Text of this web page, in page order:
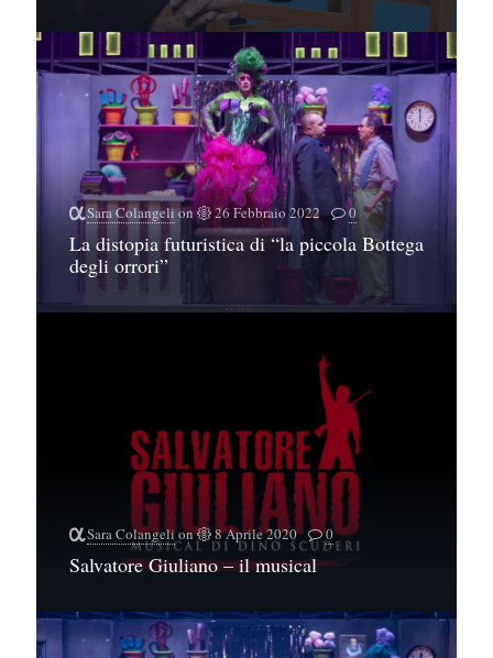
Sara Colangelion 26 Febbraio 2022 0
La distopia futuristica di “la piccola Bottega
degli orrori”
Sara Colangelion 8 Aprile 2020 0
Salvatore Giuliano – il musical